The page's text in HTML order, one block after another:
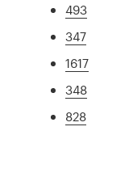
493
347
1617
348
828